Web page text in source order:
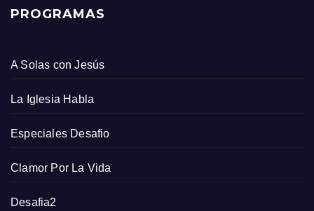
PROGRAMAS
A Solas con Jesús
La Iglesia Habla
Especiales Desafio
Clamor Por La Vida
Desafia2